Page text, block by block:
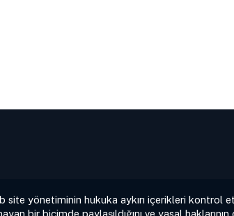
site yönetiminin hukuka aykırı içerikleri
bir biçimde paylaşıldığını ve yasal